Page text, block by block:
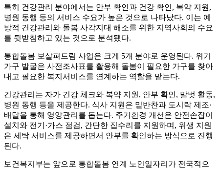
특히 건강관리 분야에서는 안부 확인과 건강 확인, 복약 지원,
병원 동행 등의 서비스 수요가 높은 것으로 나타났다. 이는 예
방적 건강관리와 돌봄 사각지대 해소를 위한 지역사회의 수요
를 뒷받침하고 있는 것으로 분석됐다.
통합돌봄 보살펴드림 사업은 크게 5개 분야로 운영된다. 위기
가구 발굴은 사전조사표를 활용해 돌봄이 필요한 가구를 찾아
내고 필요한 복지서비스를 연계하는 역할을 맡는다.
건강관리는 자가 건강 체크와 복약 지원, 안부 확인, 말벗 활동,
병원 동행 등을 제공한다. 식사 지원은 밑반찬과 도시락 제조·
배달을 통해 영양관리를 돕는다. 주거환경 개선은 안전손잡이
설치와 전기·가스 점검, 간단한 집수리를 지원하며, 위생 지원
은 세탁 서비스를 제공하면서 안부를 확인하는 방식으로 진행
된다.
보건복지부는 앞으로 통합돌봄 연계 노인일자리가 전국적으